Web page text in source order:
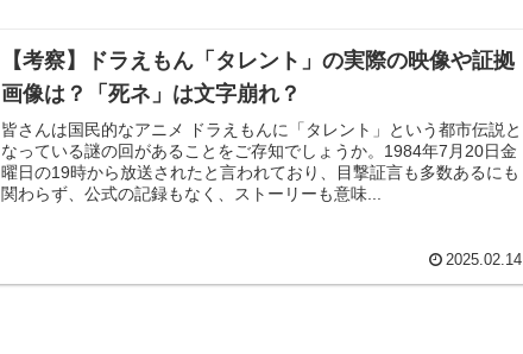
【考察】ドラえもん「タレント」の実際の映像や証拠
画像は？「死ネ」は文字崩れ？
皆さんは国民的なアニメ ドラえもんに「タレント」という都市伝説と
なっている謎の回があることをご存知でしょうか。1984年7月20日金
曜日の19時から放送されたと言われており、目撃証言も多数あるにも
関わらず、公式の記録もなく、ストーリーも意味...
2025.02.14